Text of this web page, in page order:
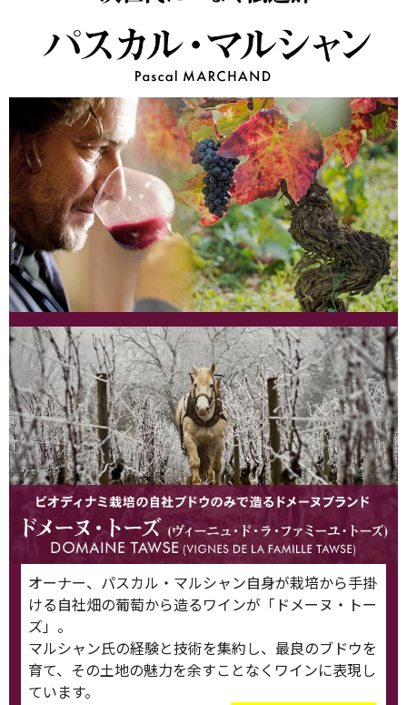
オーナー、パスカル・マルシャン自身が栽培から手掛
ける自社畑の葡萄から造るワインが「ドメーヌ・トー
ズ」。
マルシャン氏の経験と技術を集約し、最良のブドウを
育て、その土地の魅力を余すことなくワインに表現し
ています。